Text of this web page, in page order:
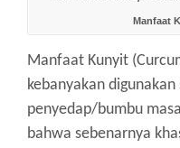
Manfaat
Manfaat Kunyit
kebanyakan
penyedap/bumbu
bahwa sebenarnya